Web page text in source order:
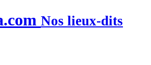
Nos lieux-dits